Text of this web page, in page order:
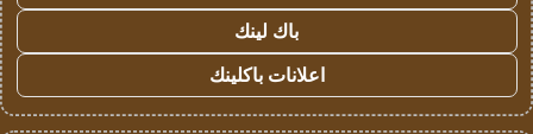
باك لينك
اعلانات باكلينك